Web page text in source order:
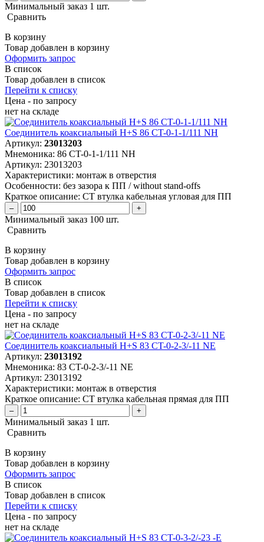
Минимальный заказ 1 шт.
Сравнить
В корзину
Товар добавлен в корзину
Оформить запрос
В список
Товар добавлен в список
Перейти к списку
Цена - по запросу
нет на складе
Соединитель коаксиальный H+S 86 CT-0-1-1/111 NH
Артикул: 23013203
Мнемоника: 86 CT-0-1-1/111 NH
Артикул: 23013203
Характеристики: монтаж в отверстия
Особенности: без зазора к ПП / without stand-offs
Краткое описание: CT втулка кабельная угловая для ПП
– +
Минимальный заказ 100 шт.
Сравнить
В корзину
Товар добавлен в корзину
Оформить запрос
В список
Товар добавлен в список
Перейти к списку
Цена - по запросу
нет на складе
Соединитель коаксиальный H+S 83 CT-0-2-3/-11 NE
Артикул: 23013192
Мнемоника: 83 CT-0-2-3/-11 NE
Артикул: 23013192
Характеристики: монтаж в отверстия
Краткое описание: CT втулка кабельная прямая для ПП
– +
Минимальный заказ 1 шт.
Сравнить
В корзину
Товар добавлен в корзину
Оформить запрос
В список
Товар добавлен в список
Перейти к списку
Цена - по запросу
нет на складе